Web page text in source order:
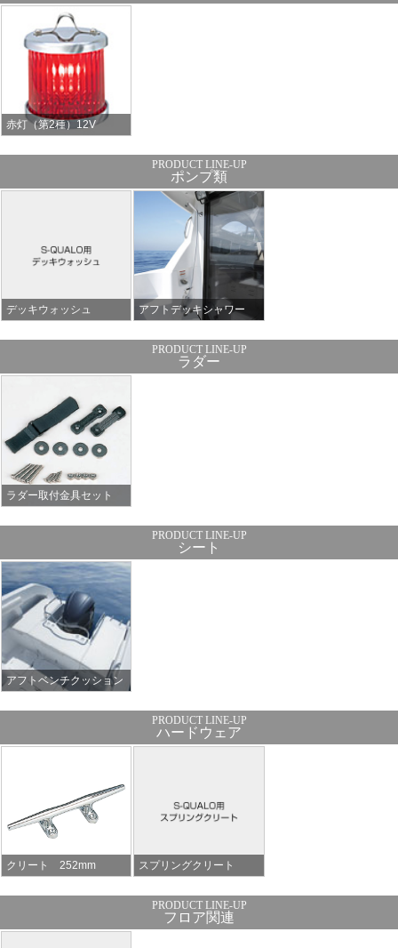
赤灯（第2種）12V
ポンプ類
デッキウォッシュ アフトデッキシャワー
ラダー
ラダー取付金具セット
シート
アフトベンチクッション
ハードウェア
クリート 252mm スプリングクリート
フロア関連